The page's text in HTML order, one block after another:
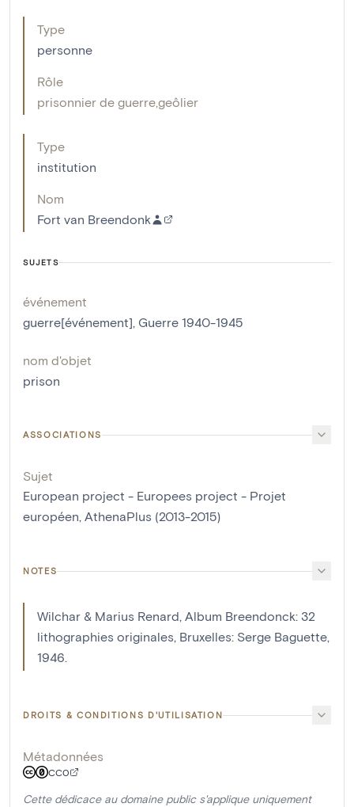
Type
personne
Rôle
prisonnier de guerregeôlier
Type
institution
Nom
Fort van Breendonk
SUJETS
événement
guerre[événement], Guerre 1940-1945
nom d'objet
prison
ASSOCIATIONS
Sujet
European project - Europees project - Projet
européen, AthenaPlus (2013-2015)
NOTES
Wilchar & Marius Renard, Album Breendonck: 32
lithographies originales, Bruxelles: Serge Baguette,
1946.
DROITS & CONDITIONS D'UTILISATION
Métadonnées
CC0
Cette dédicace au domaine public s'applique uniquement